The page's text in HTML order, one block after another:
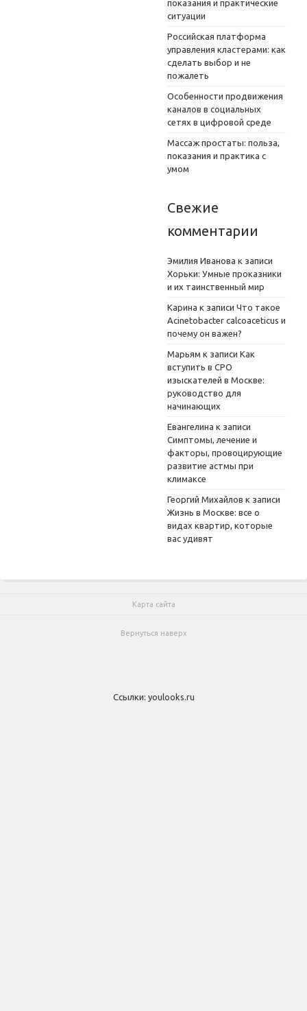
показания и практические
ситуации
Российская платформа
управления кластерами: как
сделать выбор и не
пожалеть
Особенности продвижения
каналов в социальных
сетях в цифровой среде
Массаж простаты: польза,
показания и практика с
умом
Свежие
комментарии
Эмилия Иванова к записи
Хорьки: Умные проказники
и их таинственный мир
Карина к записи Что такое
Acinetobacter calcoaceticus и
почему он важен?
Марьям к записи Как
вступить в СРО
изыскателей в Москве:
руководство для
начинающих
Евангелина к записи
Симптомы, лечение и
факторы, провоцирующие
развитие астмы при
климаксе
Георгий Михайлов к записи
Жизнь в Москве: все о
видах квартир, которые
вас удивят
Карта сайта
Вернуться наверх
Ссылки: youlooks.ru